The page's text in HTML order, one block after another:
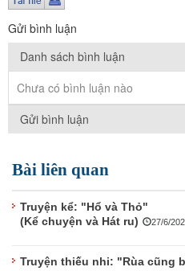
Gửi bình luận
Danh sách bình luận
Chưa có bình luận nào
Gửi bình luận
Bài liên quan
Truyện kể: "Hổ và Thỏ"
(Kể chuyện và Hát ru)
27/6/
Truyện thiếu nhi: "Rùa cũng